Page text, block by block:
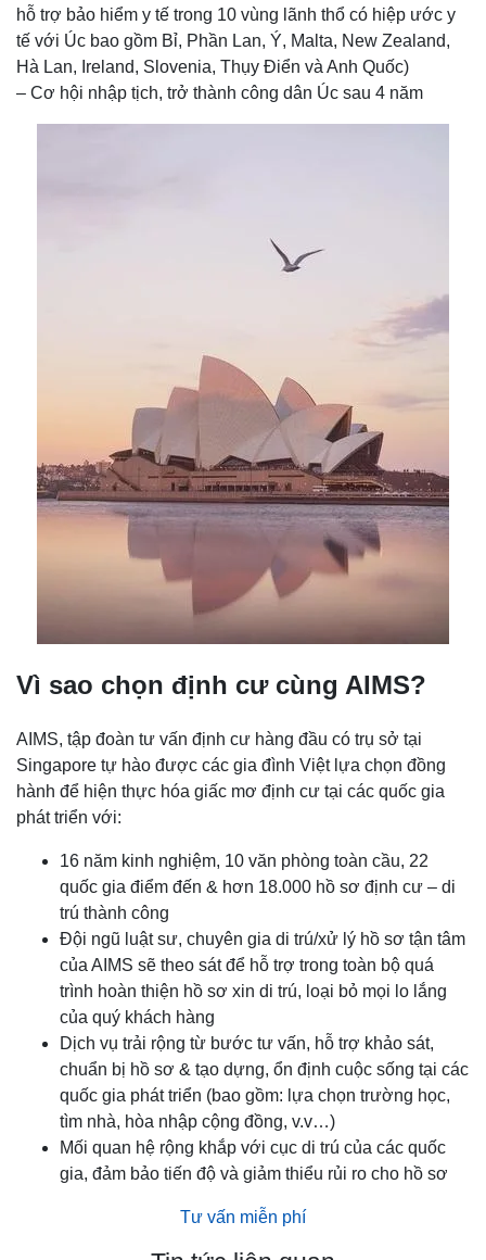
hỗ trợ bảo hiểm y tế trong 10 vùng lãnh thổ có hiệp ước y
tế với Úc bao gồm Bỉ, Phần Lan, Ý, Malta, New Zealand,
Hà Lan, Ireland, Slovenia, Thụy Điển và Anh Quốc)
– Cơ hội nhập tịch, trở thành công dân Úc sau 4 năm
Vì sao chọn định cư cùng AIMS?
AIMS, tập đoàn tư vấn định cư hàng đầu có trụ sở tại
Singapore tự hào được các gia đình Việt lựa chọn đồng
hành để hiện thực hóa giấc mơ định cư tại các quốc gia
phát triển với:
16 năm kinh nghiệm, 10 văn phòng toàn cầu, 22
quốc gia điểm đến & hơn 18.000 hồ sơ định cư – di
trú thành công
Đội ngũ luật sư, chuyên gia di trú/xử lý hồ sơ tận tâm
của AIMS sẽ theo sát để hỗ trợ trong toàn bộ quá
trình hoàn thiện hồ sơ xin di trú, loại bỏ mọi lo lắng
của quý khách hàng
Dịch vụ trải rộng từ bước tư vấn, hỗ trợ khảo sát,
chuẩn bị hồ sơ & tạo dựng, ổn định cuộc sống tại các
quốc gia phát triển (bao gồm: lựa chọn trường học,
tìm nhà, hòa nhập cộng đồng, v.v…)
Mối quan hệ rộng khắp với cục di trú của các quốc
gia, đảm bảo tiến độ và giảm thiểu rủi ro cho hồ sơ
Tư vấn miễn phí